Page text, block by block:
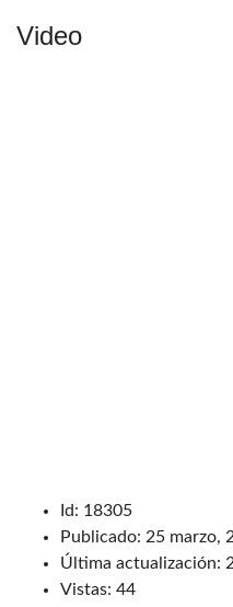
Video
Id: 18305
Publicado: 25 marzo,
Última actualización:
Vistas: 44